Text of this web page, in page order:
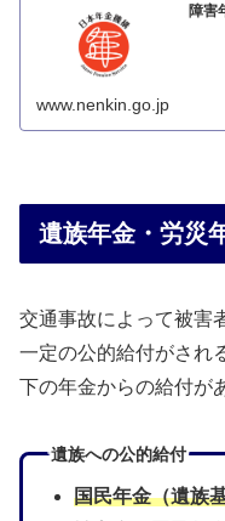
障害
www.nenkin.go.jp
遺族年金・労災
交通事故によって被害
一定の公的給付がされ
下の年金からの給付が
遺族への公的給付
国民年金（遺族